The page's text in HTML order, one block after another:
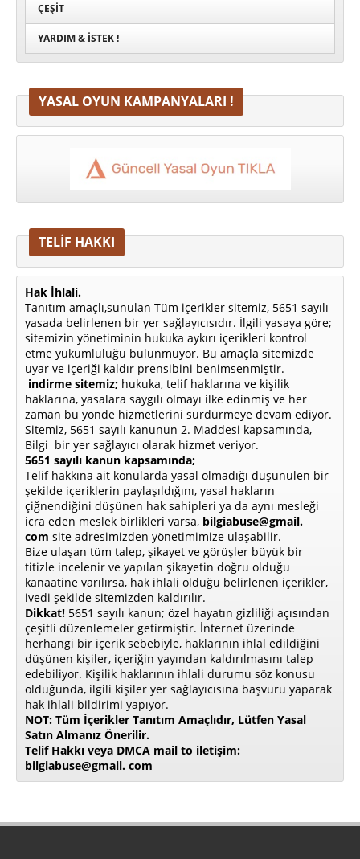
ÇEŞIT
YARDIM & İSTEK !
YASAL OYUN KAMPANYALARI !
TELİF HAKKI
Hak İhlali.
Tanıtım amaçlı,sunulan Tüm içerikler sitemiz, 5651 sayılı
yasada belirlenen bir yer sağlayıcısıdır. İlgili yasaya göre;
sitemizin yönetiminin hukuka aykırı içerikleri kontrol
etme yükümlülüğü bulunmuyor. Bu amaçla sitemizde
uyar ve içeriği kaldır prensibini benimsenmiştir.
indirme sitemiz; hukuka, telif haklarına ve kişilik
haklarına, yasalara saygılı olmayı ilke edinmiş ve her
zaman bu yönde hizmetlerini sürdürmeye devam ediyor.
Sitemiz, 5651 sayılı kanunun 2. Maddesi kapsamında,
Bilgi bir yer sağlayıcı olarak hizmet veriyor.
5651 sayılı kanun kapsamında;
Telif hakkına ait konularda yasal olmadığı düşünülen bir
şekilde içeriklerin paylaşıldığını, yasal hakların
çiğnendiğini düşünen hak sahipleri ya da aynı mesleği
icra eden meslek birlikleri varsa, bilgiabuse@gmail.
com site adresimizden yönetimimize ulaşabilir.
Bize ulaşan tüm talep, şikayet ve görüşler büyük bir
titizle incelenir ve yapılan şikayetin doğru olduğu
kanaatine varılırsa, hak ihlali olduğu belirlenen içerikler,
ivedi şekilde sitemizden kaldırılır.
Dikkat! 5651 sayılı kanun; özel hayatın gizliliği açısından
çeşitli düzenlemeler getirmiştir. İnternet üzerinde
herhangi bir içerik sebebiyle, haklarının ihlal edildiğini
düşünen kişiler, içeriğin yayından kaldırılmasını talep
edebiliyor. Kişilik haklarının ihlali durumu söz konusu
olduğunda, ilgili kişiler yer sağlayıcısına başvuru yaparak
hak ihlali bildirimi yapıyor.
NOT: Tüm İçerikler Tanıtım Amaçlıdır, Lütfen Yasal
Satın Almanız Önerilir.
Telif Hakkı veya DMCA mail to iletişim:
bilgiabuse@gmail. com